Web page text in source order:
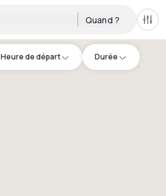
Quand ?
Heure de départ Durée